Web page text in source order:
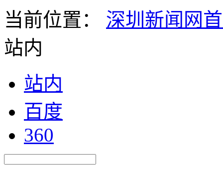
当前位置： 深圳新闻网
站内
站内
百度
360